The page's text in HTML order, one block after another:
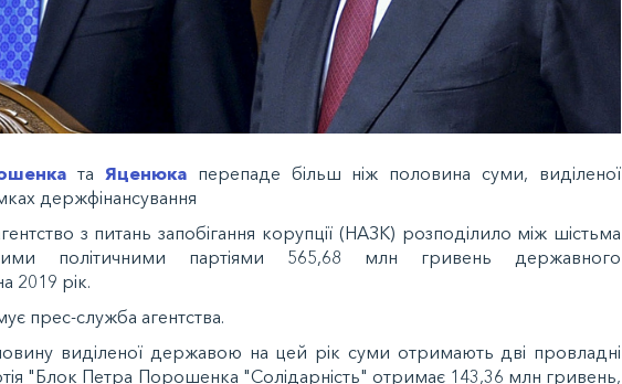
та Яценюкаперепаде більш ніж половина суми, виділеної
держфінансування
з питань запобігання корупції (НАЗК) розподілило між шістьма
політичними партіями 565,68 млн гривень державного
2019 рік.
прес-служба агентства.
виділеної державою на цей рік суми отримають дві провладні
"Блок Петра Порошенка "Солідарність" отримає 143,36 млн гривень,